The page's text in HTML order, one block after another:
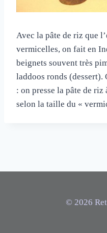
Avec la pâte de riz que
vermicelles, on fait en
beignets souvent très
laddoos ronds (dessert).
: on presse la pâte de
selon la taille du «
© 2026